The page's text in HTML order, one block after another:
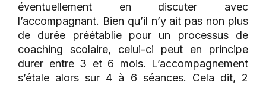
éventuellement en discuter avec
l’accompagnant. Bien qu’il n’y ait pas non plus
de durée préétablie pour un processus de
coaching scolaire, celui-ci peut en principe
durer entre 3 et 6 mois. L’accompagnement
s’étale alors sur 4 à 6 séances. Cela dit, 2